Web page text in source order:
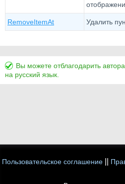
RemoveItemAt Удалить
Вы можете отблагодарить
на русский язык.
Пользовательское соглашение